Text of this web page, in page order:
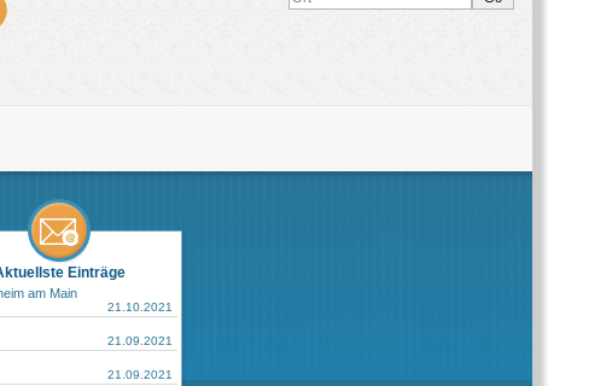
Einträge
am Main
21.10.2021
21.09.2021
21.09.2021